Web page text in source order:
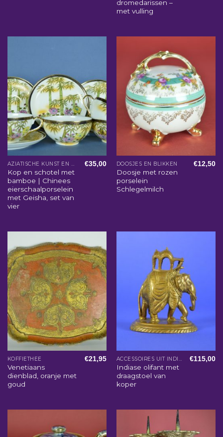
dromedarissen –
met vulling
Kop en schotel met
bamboe | Chinees
eierschaalporselein
met Geisha, set van
vier
€35,00 DOOSJES EN BLIKKEN
Doosje met rozen
porselein
Schlegelmilch
€12,50
KOFFIETHEE
Venetiaans
dienblad, oranje met
goud
€21,95 ACCESSOIRES UIT INDIA
Indiase olifant met
draagstoel van
koper
€115,00